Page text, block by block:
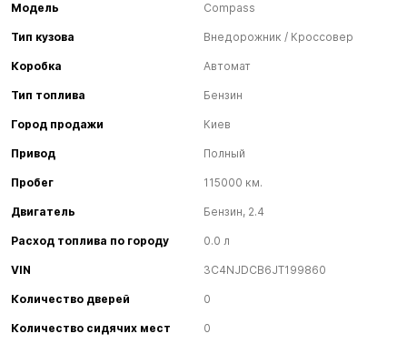
Модель Compass
Тип кузова Внедорожник / Кроссовер
Коробка Автомат
Тип топлива Бензин
Город продажи Киев
Привод Полный
Пробег 115000 км.
Двигатель Бензин, 2.4
Расход топлива по городу 0.0 л
VIN 3C4NJDCB6JT199860
Количество дверей 0
Количество сидячих мест 0